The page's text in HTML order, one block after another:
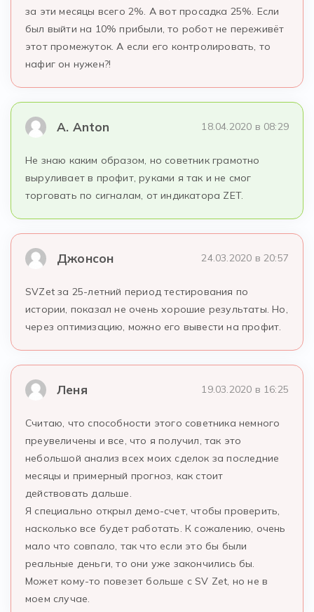
за эти месяцы всего 2%. А вот просадка 25%. Если
был выйти на 10% прибыли, то робот не переживёт
этот промежуток. А если его контролировать, то
нафиг он нужен?!
А. Anton 18.04.2020 в 08:29
Не знаю каким образом, но советник грамотно
выруливает в профит, руками я так и не смог
торговать по сигналам, от индикатора ZET.
Джонсон 24.03.2020 в 20:57
SVZet за 25-летний период тестирования по
истории, показал не очень хорошие результаты. Но,
через оптимизацию, можно его вывести на профит.
Леня 19.03.2020 в 16:25
Считаю, что способности этого советника немного
преувеличены и все, что я получил, так это
небольшой анализ всех моих сделок за последние
месяцы и примерный прогноз, как стоит
действовать дальше.
Я специально открыл демо-счет, чтобы проверить,
насколько все будет работать. К сожалению, очень
мало что совпало, так что если это бы были
реальные деньги, то они уже закончились бы.
Может кому-то повезет больше с SV Zet, но не в
моем случае.